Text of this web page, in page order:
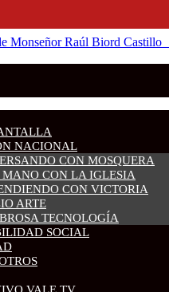
Monseñor Raúl Biord Castillo
NACIONAL
CON MOSQUERA
CON LA IGLESIA
CON VICTORIA
ARTE
TECNOLOGÍA
SOCIAL